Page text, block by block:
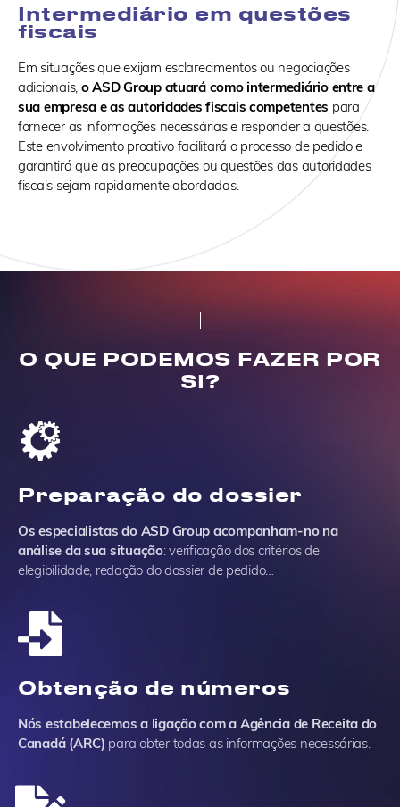
Intermediário em questões
fiscais
Em situações que exijam esclarecimentos ou negociações
adicionais, o ASD Group atuará como intermediário entre a
sua empresa e as autoridades fiscais competentes para
fornecer as informações necessárias e responder a questões.
Este envolvimento proativo facilitará o processo de pedido e
garantirá que as preocupações ou questões das autoridades
fiscais sejam rapidamente abordadas.
O QUE PODEMOS FAZER POR
SI?
Preparação do dossier
Os especialistas do ASD Group acompanham-no na
análise da sua situação: verificação dos critérios de
elegibilidade, redação do dossier de pedido…
Obtenção de números
Nós estabelecemos a ligação com a Agência de Receita do
Canadá (ARC) para obter todas as informações necessárias.